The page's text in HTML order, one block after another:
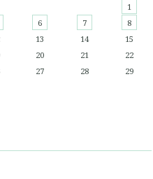
1
6 7
8
13 14
15
20 21
22
27 28
29